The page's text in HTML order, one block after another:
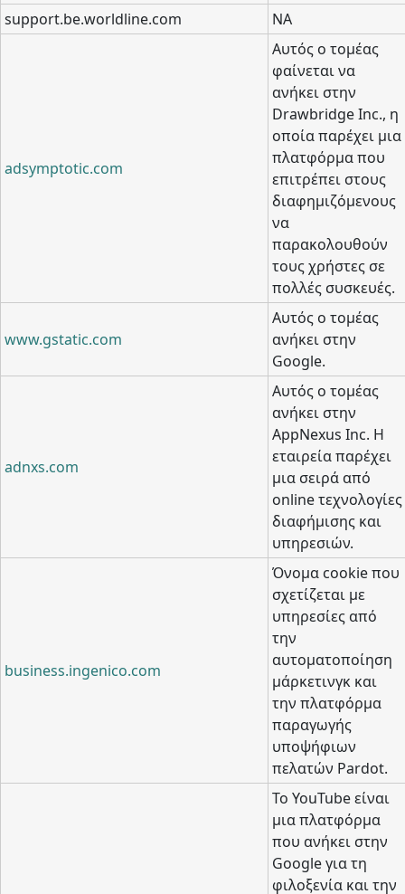
support.be.worldline.com
NA
adsymptotic.com
Αυτός ο τομέας
φαίνεται να
ανήκει στην
Drawbridge Inc., η
οποία παρέχει μια
πλατφόρμα που
επιτρέπει στους
διαφημιζόμενους
να
παρακολουθούν
τους χρήστες σε
πολλές συσκευές.
www.gstatic.com
Αυτός ο τομέας
ανήκει στην
Google.
adnxs.com
Αυτός ο τομέας
ανήκει στην
AppNexus Inc. Η
εταιρεία παρέχει
μια σειρά από
online τεχνολογίες
διαφήμισης και
υπηρεσιών.
business.ingenico.com
Όνομα cookie που
σχετίζεται με
υπηρεσίες από
την
αυτοματοποίηση
μάρκετινγκ και
την πλατφόρμα
παραγωγής
υποψήφιων
πελατών Pardot.
Το YouTube είναι
μια πλατφόρμα
που ανήκει στην
Google για τη
φιλοξενία και την